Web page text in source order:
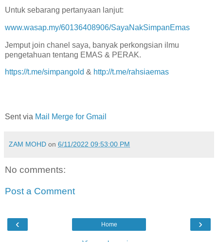
Untuk sebarang pertanyaan lanjut:
www.wasap.my/60136408906/SayaNakSimpanEmas
Jemput join chanel saya, banyak perkongsian ilmu
pengetahuan tentang EMAS & PERAK.
https://t.me/simpangold & http://t.me/rahsiaemas
Sent via Mail Merge for Gmail
ZAM MOHD on 6/11/2022 09:53:00 PM
No comments:
Post a Comment
‹ ›
Home